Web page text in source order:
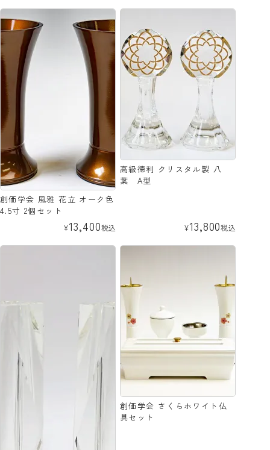
創価学会 風雅 花立 オーク色
4.5寸 2個セット
¥13,400税込
高級徳利 クリスタル製 八
葉 A型
¥13,800税込
創価学会 さくらホワイト仏
具セット